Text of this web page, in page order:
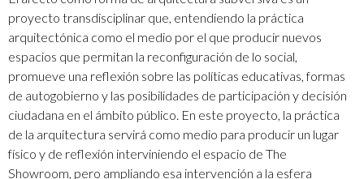
proyecto transdisciplinar que, entendiendo la práctica
arquitectónica como el medio por el que producir nuevos
espacios que permitan la reconfiguración de lo social,
promueve una reflexión sobre las políticas educativas, formas
de autogobierno y las posibilidades de participación y decisión
ciudadana en el ámbito público. En este proyecto, la práctica
de la arquitectura servirá como medio para producir un lugar
físico y de reflexión interviniendo el espacio de The
Showroom, pero ampliando esa intervención a la esfera